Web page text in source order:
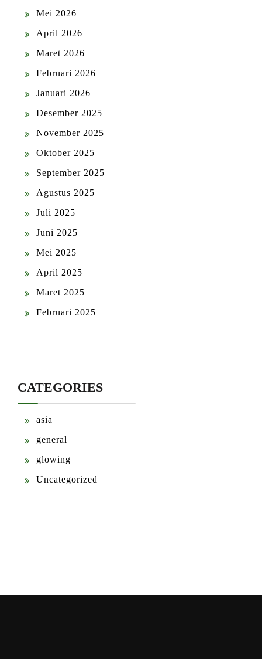
Mei 2026
April 2026
Maret 2026
Februari 2026
Januari 2026
Desember 2025
November 2025
Oktober 2025
September 2025
Agustus 2025
Juli 2025
Juni 2025
Mei 2025
April 2025
Maret 2025
Februari 2025
CATEGORIES
asia
general
glowing
Uncategorized